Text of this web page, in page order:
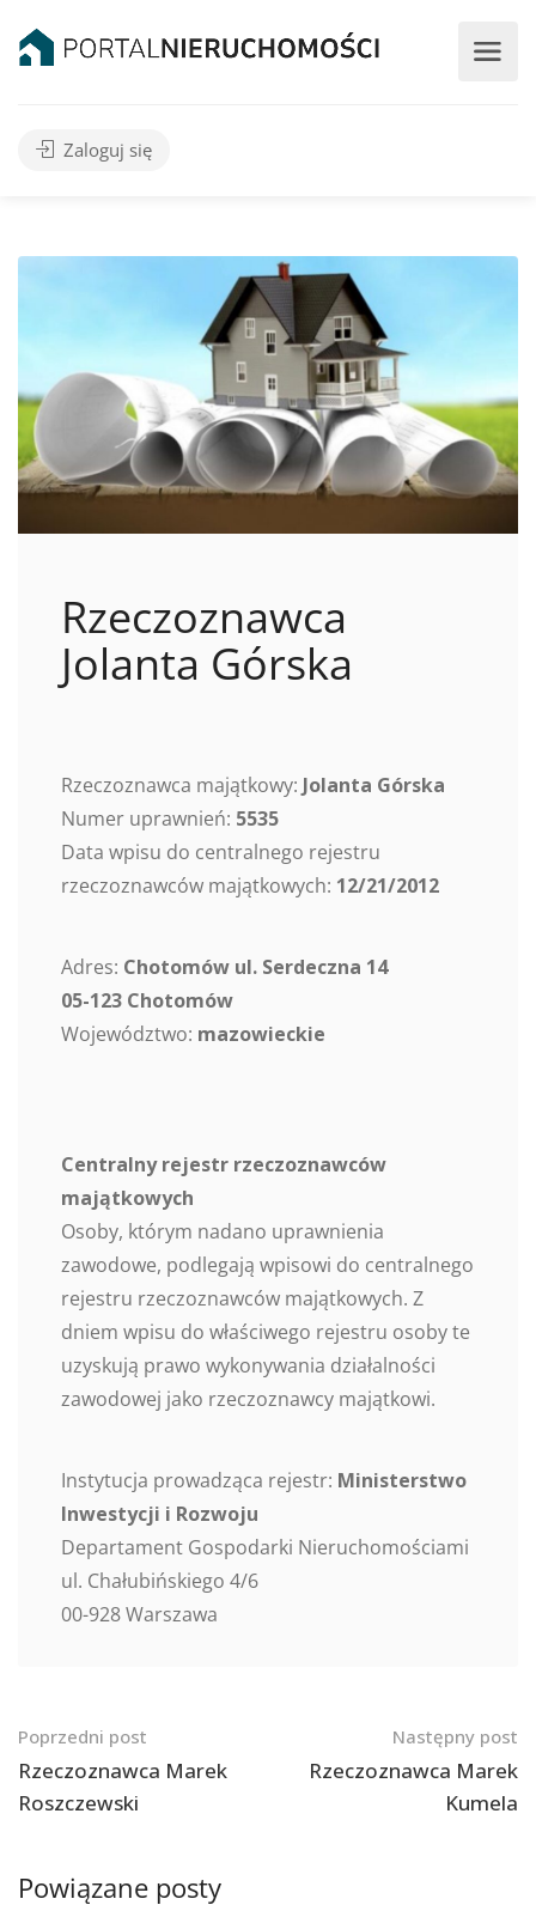
Zaloguj się
Rzeczoznawca
Jolanta Górska
Rzeczoznawca majątkowy: Jolanta Górska
Numer uprawnień: 5535
Data wpisu do centralnego rejestru
rzeczoznawców majątkowych: 12/21/2012
Adres: Chotomów ul. Serdeczna 14
05-123 Chotomów
Województwo: mazowieckie
Centralny rejestr rzeczoznawców
majątkowych
Osoby, którym nadano uprawnienia
zawodowe, podlegają wpisowi do centralnego
rejestru rzeczoznawców majątkowych. Z
dniem wpisu do właściwego rejestru osoby te
uzyskują prawo wykonywania działalności
zawodowej jako rzeczoznawcy majątkowi.
Instytucja prowadząca rejestr: Ministerstwo
Inwestycji i Rozwoju
Departament Gospodarki Nieruchomościami
ul. Chałubińskiego 4/6
00-928 Warszawa
Nawigacja
po
postach
Poprzedni post
Rzeczoznawca Marek
Roszczewski
Następny post
Rzeczoznawca Marek
Kumela
Powiązane posty